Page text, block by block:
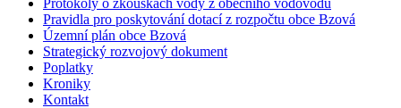
Pravidla pro poskytování dotací z rozpočtu obce Bzová
Územní plán obce Bzová
Strategický rozvojový dokument
Poplatky
Kroniky
Kontakt